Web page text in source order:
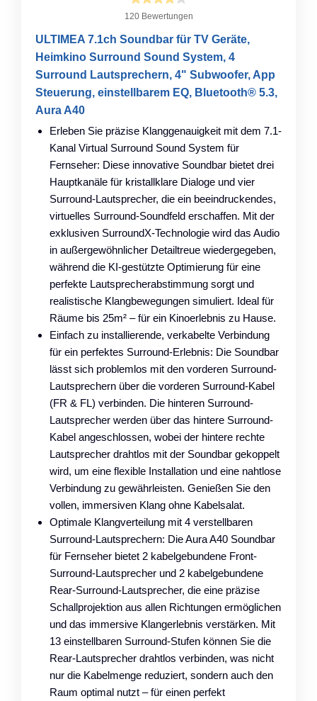
120 Bewertungen
ULTIMEA 7.1ch Soundbar für TV Geräte,
Heimkino Surround Sound System, 4
Surround Lautsprechern, 4" Subwoofer, App
Steuerung, einstellbarem EQ, Bluetooth® 5.3,
Aura A40
Erleben Sie präzise Klanggenauigkeit mit dem 7.1-
Kanal Virtual Surround Sound System für
Fernseher: Diese innovative Soundbar bietet drei
Hauptkanäle für kristallklare Dialoge und vier
Surround-Lautsprecher, die ein beeindruckendes,
virtuelles Surround-Soundfeld erschaffen. Mit der
exklusiven SurroundX-Technologie wird das Audio
in außergewöhnlicher Detailtreue wiedergegeben,
während die KI-gestützte Optimierung für eine
perfekte Lautsprecherabstimmung sorgt und
realistische Klangbewegungen simuliert. Ideal für
Räume bis 25m² – für ein Kinoerlebnis zu Hause.
Einfach zu installierende, verkabelte Verbindung
für ein perfektes Surround-Erlebnis: Die Soundbar
lässt sich problemlos mit den vorderen Surround-
Lautsprechern über die vorderen Surround-Kabel
(FR & FL) verbinden. Die hinteren Surround-
Lautsprecher werden über das hintere Surround-
Kabel angeschlossen, wobei der hintere rechte
Lautsprecher drahtlos mit der Soundbar gekoppelt
wird, um eine flexible Installation und eine nahtlose
Verbindung zu gewährleisten. Genießen Sie den
vollen, immersiven Klang ohne Kabelsalat.
Optimale Klangverteilung mit 4 verstellbaren
Surround-Lautsprechern: Die Aura A40 Soundbar
für Fernseher bietet 2 kabelgebundene Front-
Surround-Lautsprecher und 2 kabelgebundene
Rear-Surround-Lautsprecher, die eine präzise
Schallprojektion aus allen Richtungen ermöglichen
und das immersive Klangerlebnis verstärken. Mit
13 einstellbaren Surround-Stufen können Sie die
Rear-Lautsprecher drahtlos verbinden, was nicht
nur die Kabelmenge reduziert, sondern auch den
Raum optimal nutzt – für einen perfekt